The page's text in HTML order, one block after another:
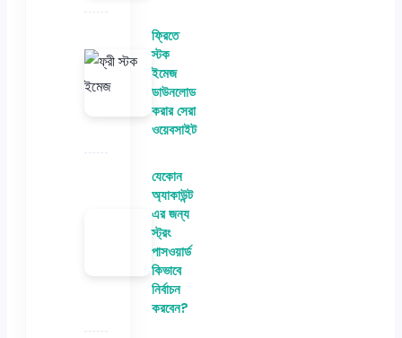
ফ্রিতে
স্টক
ইমেজ
ডাউনলোড
করার সেরা
ওয়েবসাইট
যেকোন
অ্যাকাউন্ট
এর জন্য
স্ট্রং
পাসওয়ার্ড
কিভাবে
নির্বাচন
করবেন?